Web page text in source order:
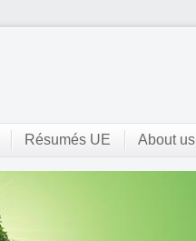
Résumés UE About us